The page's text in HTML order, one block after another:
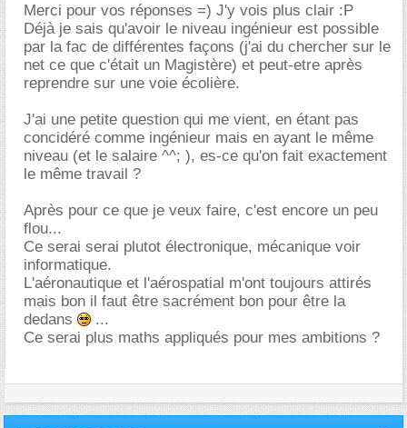
Merci pour vos réponses =) J'y vois plus clair :P
Déjà je sais qu'avoir le niveau ingénieur est possible
par la fac de différentes façons (j'ai du chercher sur le
net ce que c'était un Magistère) et peut-etre après
reprendre sur une voie écolière.
J'ai une petite question qui me vient, en étant pas
concidéré comme ingénieur mais en ayant le même
niveau (et le salaire ^^; ), es-ce qu'on fait exactement
le même travail ?
Après pour ce que je veux faire, c'est encore un peu
flou...
Ce serai serai plutot électronique, mécanique voir
informatique.
L'aéronautique et l'aérospatial m'ont toujours attirés
mais bon il faut être sacrément bon pour être la
dedans
...
Ce serai plus maths appliqués pour mes ambitions ?